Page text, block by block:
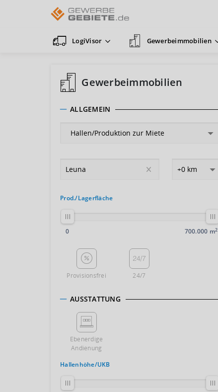
LogiVisor Gewerbeimmobilien
Gewerbeimmobilien
ALLGEMEIN
Prod./Lagerfläche
0 700.000 m2
Provisionsfrei 24/7
AUSSTATTUNG
Ebenerdige
Andienung
Hallenhöhe/UKB